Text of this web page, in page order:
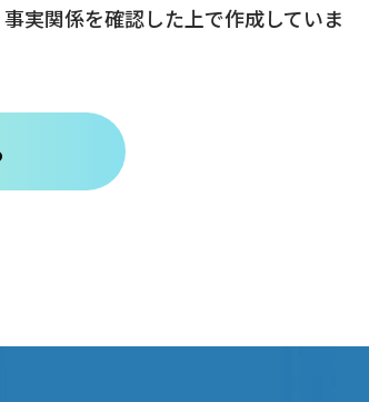
実関係を確認した上で作成していま